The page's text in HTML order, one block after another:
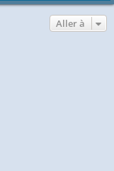
Aller à